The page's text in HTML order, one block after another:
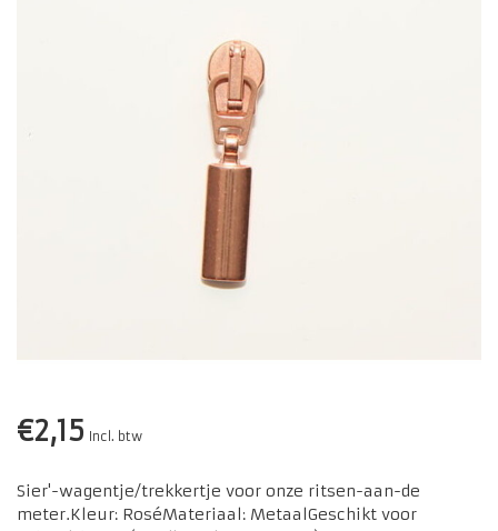
€2,15 Incl. btw
Sier'-wagentje/trekkertje voor onze ritsen-aan-de
meter.Kleur: RoséMateriaal: MetaalGeschikt voor